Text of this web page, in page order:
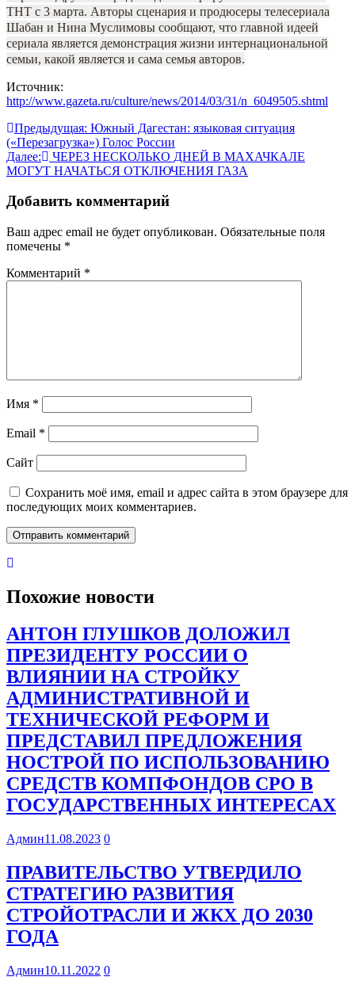
ТНТ с 3 марта. Авторы сценария и продюсеры телесериала
Шабан и Нина Муслимовы сообщают, что главной идеей
сериала является демонстрация жизни интернациональной
семьи, какой является и сама семья авторов.
Источник:
http://www.gazeta.ru/culture/news/2014/03/31/n_6049505.shtml
Навигация
по
записям
Предыдущая: Южный Дагестан: языковая ситуация
(«Перезагрузка») Голос России
Далее:
ЧЕРЕЗ НЕСКОЛЬКО ДНЕЙ В МАХАЧКАЛЕ
МОГУТ НАЧАТЬСЯ ОТКЛЮЧЕНИЯ ГАЗА
Добавить комментарий
Ваш адрес email не будет опубликован. Обязательные поля
помечены *
Комментарий *
Имя *
Email *
Сайт
Сохранить моё имя, email и адрес сайта в этом браузере для
последующих моих комментариев.
Похожие новости
АНТОН ГЛУШКОВ ДОЛОЖИЛ
ПРЕЗИДЕНТУ РОССИИ О
ВЛИЯНИИ НА СТРОЙКУ
АДМИНИСТРАТИВНОЙ И
ТЕХНИЧЕСКОЙ РЕФОРМ И
ПРЕДСТАВИЛ ПРЕДЛОЖЕНИЯ
НОСТРОЙ ПО ИСПОЛЬЗОВАНИЮ
СРЕДСТВ КОМПФОНДОВ СРО В
ГОСУДАРСТВЕННЫХ ИНТЕРЕСАХ
Админ11.08.2023 0
ПРАВИТЕЛЬСТВО УТВЕРДИЛО
СТРАТЕГИЮ РАЗВИТИЯ
СТРОЙОТРАСЛИ И ЖКХ ДО 2030
ГОДА
Админ10.11.2022 0